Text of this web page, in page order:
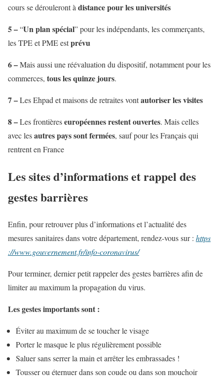
cours se dérouleront àdistance pour les universités
5 –“Un plan spécial” pour les indépendants, les commerçants,
les TPE et PME estprévu
6 –Mais aussi une réévaluation du dispositif, notamment pour les
commerces, tous les quinze jours.
7 –Les Ehpad et maisons de retraites vontautoriser les visites
8 –Les frontièreseuropéennes restent ouvertes. Mais celles
avec lesautres pays sont fermées, sauf pour les Français qui
rentrent en France
Les sites d’informations et rappel des
gestes barrières
Enfin, pour retrouver plus d’informations et l’actualité des
mesures sanitaires dans votre département, rendez-vous sur : https
://www.gouvernement.fr/info-coronavirus/
Pour terminer, dernier petit rappeler des gestes barrières afin de
limiter au maximum la propagation du virus.
Les gestes importants sont :
Éviter au maximum de se toucher le visage
Porter le masque le plus régulièrement possible
Saluer sans serrer la main et arrêter les embrassades !
Tousser ou éternuer dans son coude ou dans son mouchoir